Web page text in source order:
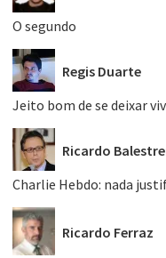
O segundo
Regis Duarte
Jeito bom de se deixar
Ricardo
Charlie Hebdo: nada
Ricardo Ferraz